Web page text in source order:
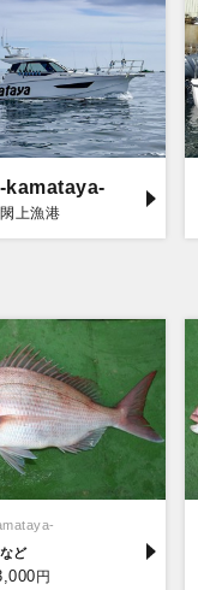
kamataya-
上漁港
円